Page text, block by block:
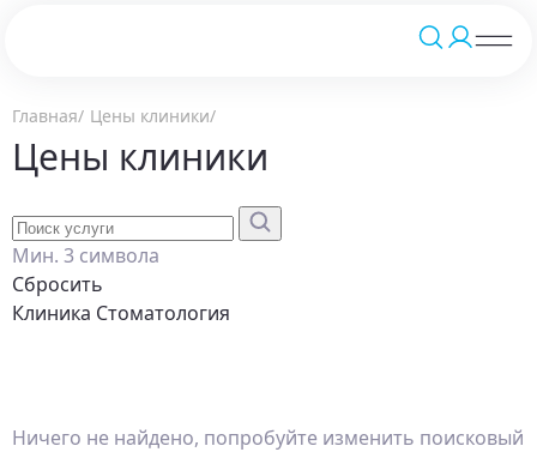
Главная Цены клиники
Цены клиники
Мин. 3 символа
Сбросить
Клиника Стоматология
Ничего не найдено, попробуйте изменить поисковый